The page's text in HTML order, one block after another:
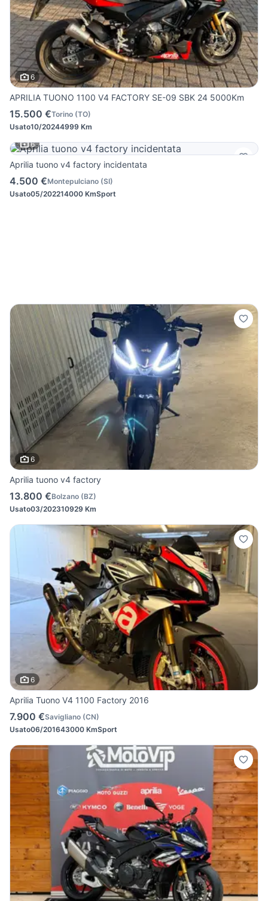
6
APRILIA TUONO 1100 V4 FACTORY SE-09 SBK 24 5000Km
15.500 €Torino (TO)
Usato10/20244999 Km
6
Aprilia tuono v4 factory incidentata
4.500 €Montepulciano (SI)
Usato05/202214000 KmSport
6
Aprilia tuono v4 factory
13.800 €Bolzano (BZ)
Usato03/202310929 Km
6
Aprilia Tuono V4 1100 Factory 2016
7.900 €Savigliano (CN)
Usato06/201643000 KmSport